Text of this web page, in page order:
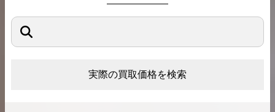
実際の買取価格を検索